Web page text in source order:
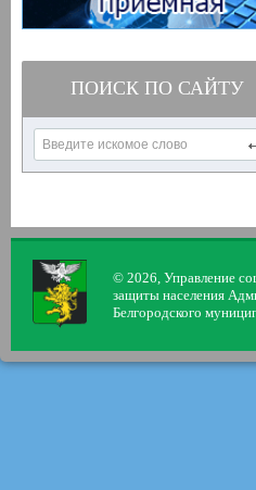
ПОИСК ПО САЙТУ
© 2026, Управление
защиты населения
Белгородского